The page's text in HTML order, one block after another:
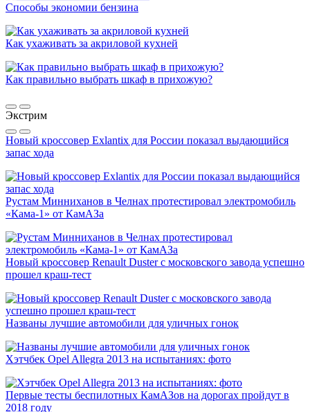
Способы экономии бензина
Как ухаживать за акриловой кухней
Как правильно выбрать шкаф в прихожую?
Экстрим
Новый кроссовер Exlantix для России показал выдающийся
запас хода
Рустам Минниханов в Челнах протестировал электромобиль
«Кама-1» от КамАЗа
Новый кроссовер Renault Duster с московского завода успешно
прошел краш-тест
Названы лучшие автомобили для уличных гонок
Хэтчбек Opel Allegra 2013 на испытаниях: фото
Первые тесты беспилотных КамАЗов на дорогах пройдут в
2018 году